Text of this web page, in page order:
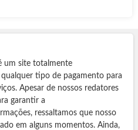
um site totalmente
tipo de pagamento para
Apesar de nossos redatores
garantir a
ressaltamos que nosso
em alguns momentos. Ainda,